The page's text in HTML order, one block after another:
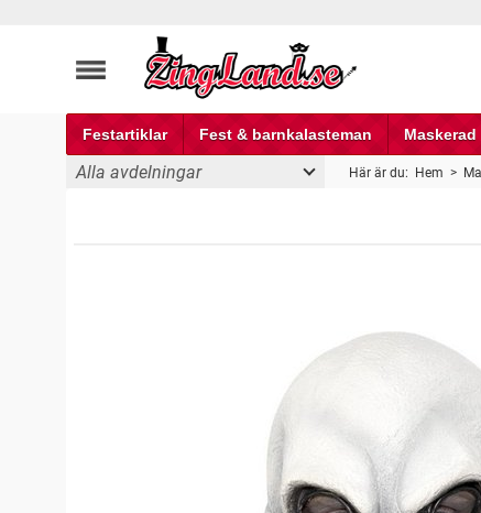
Festartiklar Fest & barnkalasteman Maskerad
Alla avdelningar Här är du: Hem >